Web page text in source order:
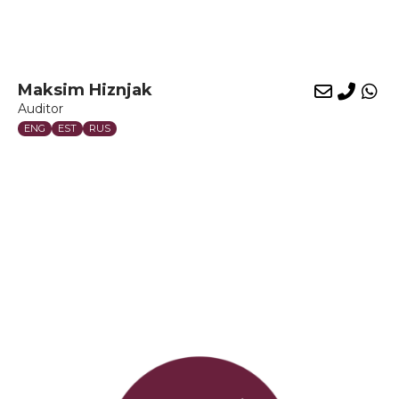
Maksim Hiznjak
Auditor
ENG EST RUS
E-